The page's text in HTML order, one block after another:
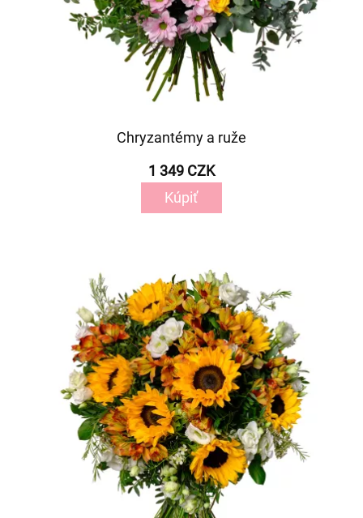
Chryzantémy a ruže
1 349 CZK
Kúpiť